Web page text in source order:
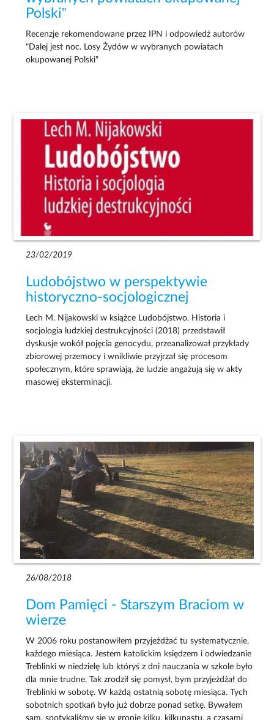
Polski”
Recenzje rekomendowane przez IPN i odpowiedź autorów
"Dalej jest noc. Losy Żydów w wybranych powiatach
okupowanej Polski"
23/02/2019
Ludobójstwo w perspektywie
historyczno-socjologicznej
Lech M. Nijakowski w książce Ludobójstwo. Historia i
socjologia ludzkiej destrukcyjności (2018) przedstawił
dyskusje wokół pojęcia genocydu, przeanalizował przykłady
zbiorowej przemocy i wnikliwie przyjrzał się procesom
społecznym, które sprawiają, że ludzie angażują się w akty
masowej eksterminacji.
26/08/2018
Dom Pamięci - Starszym Braciom w
wierze
W 2006 roku postanowiłem przyjeżdżać tu systematycznie,
każdego miesiąca. Jestem katolickim księdzem i odwiedzanie
Treblinki w niedzielę lub któryś z dni nauczania w szkole było
dla mnie trudne. Tak zrodził się pomysł, bym przyjeżdżał do
Treblinki w sobotę. W każdą ostatnią sobotę miesiąca. Tych
sobotnich spotkań było już dobrze ponad setkę. Bywałem
sam, spotykaliśmy się w gronie kilku, kilkunastu, a czasami